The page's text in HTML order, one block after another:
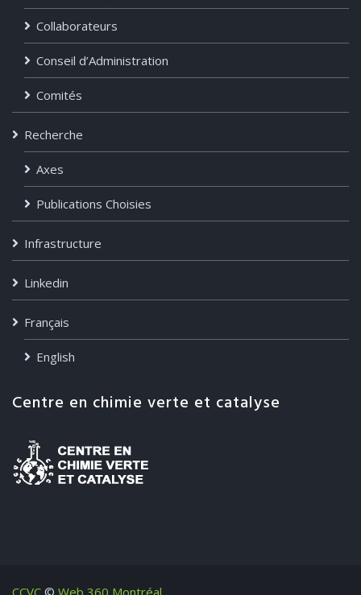
Collaborateurs
Conseil d’Administration
Comités
Recherche
Axes
Publications Choisies
Infrastructure
Linkedin
Français
English
Centre en chimie verte et catalyse
CCVC © Web 360 Montréal